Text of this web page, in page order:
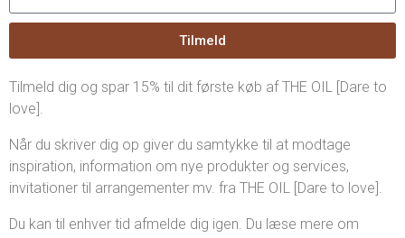
Tilmeld
Tilmeld dig og spar 15% til dit første køb af THE OIL [Dare to
love].
Når du skriver dig op giver du samtykke til at modtage
inspiration, information om nye produkter og services,
invitationer til arrangementer mv. fra THE OIL [Dare to love].
Du kan til enhver tid afmelde dig igen. Du læse mere om